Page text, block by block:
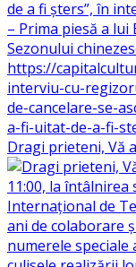
Dragi prieteni, Vă